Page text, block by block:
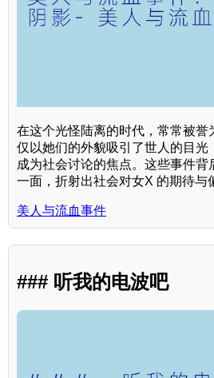
在这个光怪陆离的时代，常常被誉
仅以她们的外貌吸引了世人的目光
成为社会讨论的焦点。这些事件背
一面，折射出社会对女X 的期待与
美人与流血事件
### 听我的电波吧